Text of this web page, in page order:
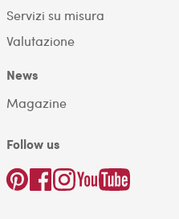
Servizi su misura
Valutazione
News
Magazine
Follow us